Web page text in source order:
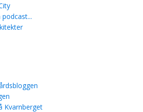
podcast...
Kvarnberget